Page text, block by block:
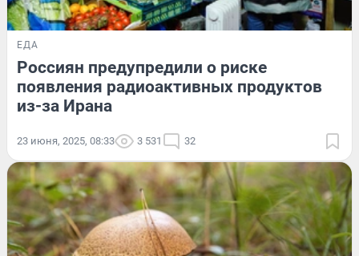
ЕДА
Россиян предупредили о риске
появления радиоактивных продуктов
из-за Ирана
23 июня, 2025, 08:33 3 531 32